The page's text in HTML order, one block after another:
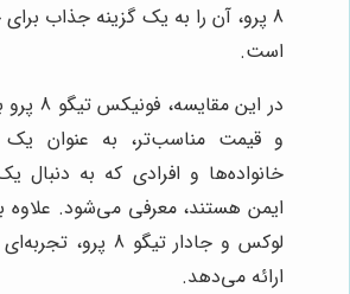
8 پرو، آن را به یک گزینه جذاب
است.
در این
و قیمت مناسب‌تر، به عنوان یک
خانواده‌ها و افرادی که به
ایمن هستند، معرفی می‌شود. علاوه
لوکس و جادار تیگو 8
ارائه می‌دهد.